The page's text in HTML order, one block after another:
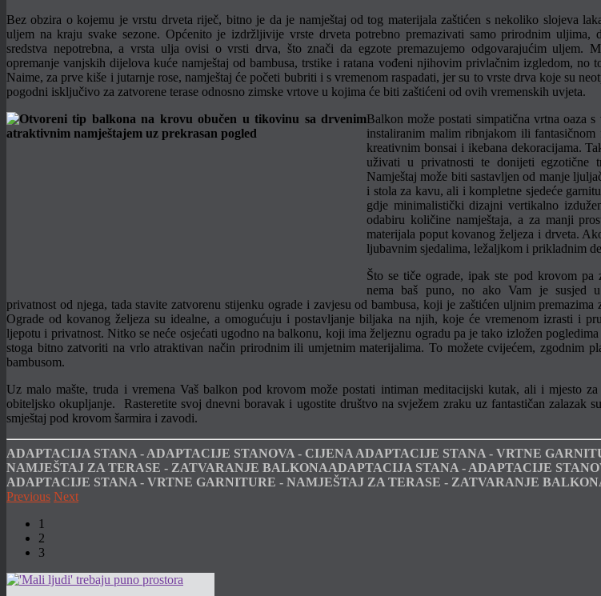
Bez obzira o kojemu je vrstu drveta riječ, bitno je da je namještaj od tog materijala zaštićen s nekoliko slojeva
uljem na kraju svake sezone. Općenito je izdržljivije vrste drveta potrebno premazivati samo prirodnim uljima,
sredstva nepotrebna, a vrsta ulja ovisi o vrsti drva, što znači da egzote premazujemo odgovarajućim uljem.
opremanje vanjskih dijelova kuće namještaj od bambusa, trstike i ratana vođeni njihovim privlačnim izgledom, no
Naime, za prve kiše i jutarnje rose, namještaj će početi bubriti i s vremenom raspadati, jer su to vrste drva koje su
pogodni isključivo za zatvorene terase odnosno zimske vrtove u kojima će biti zaštićeni od ovih vremenskih uvjeta.
Balkon može postati simpatična vrtna oaza
instaliranim malim ribnjakom ili fantasičnom
kreativnim bonsai i ikebana dekoracijama.
uživati u privatnosti te donijeti egzotične
Namještaj može biti sastavljen od manje
i stola za kavu, ali i kompletne sjedeće
gdje minimalistički dizajni vertikalno
odabiru količine namještaja, a za manji
materijala poput kovanog željeza i drveta.
ljubavnim sjedalima, ležaljkom i prikladnim
Što se tiče ograde, ipak ste pod krovom pa
nema baš puno, no ako Vam je susjed
privatnost od njega, tada stavite zatvorenu stijenku ograde i zavjesu od bambusa, koji je zaštićen uljnim premazima
Ograde od kovanog željeza su idealne, a omogućuju i postavljanje biljaka na njih, koje će vremenom izrasti i
ljepotu i privatnost. Nitko se neće osjećati ugodno na balkonu, koji ima željeznu ogradu pa je tako izložen
stoga bitno zatvoriti na vrlo atraktivan način prirodnim ili umjetnim materijalima. To možete cvijećem, zgodnim
bambusom.
Uz malo mašte, truda i vremena Vaš balkon pod krovom može postati intiman meditacijski kutak, ali i mjesto
obiteljsko okupljanje. Rasteretite svoj dnevni boravak i ugostite društvo na svježem zraku uz fantastičan zalazak
smještaj pod krovom šarmira i zavodi.
ADAPTACIJA STANA - ADAPTACIJE STANOVA - CIJENA ADAPTACIJE STANA - VRTNE
NAMJEŠTAJ ZA TERASE - ZATVARANJE BALKONAADAPTACIJA STANA - ADAPTACIJE
ADAPTACIJE STANA - VRTNE GARNITURE - NAMJEŠTAJ ZA TERASE - ZATVARANJE
Previous Next
1
2
3